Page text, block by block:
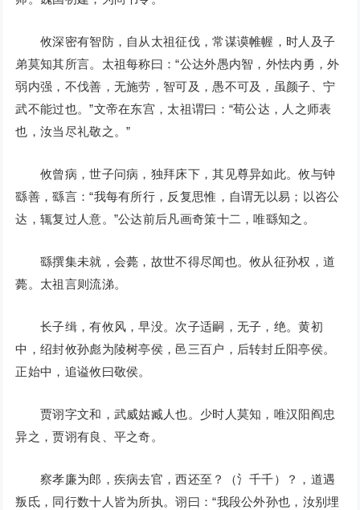
攸深密有智防，自从太祖征伐，常谋谟帷幄，时人及子
弟莫知其所言。太祖每称曰：“公达外愚内智，外怯内勇，外
弱内强，不伐善，无施劳，智可及，愚不可及，虽颜子、宁
武不能过也。”文帝在东宫，太祖谓曰：“荀公达，人之师表
也，汝当尽礼敬之。”
攸曾病，世子问病，独拜床下，其见尊异如此。攸与钟
繇善，繇言：“我每有所行，反复思惟，自谓无以易；以咨公
达，辄复过人意。”公达前后凡画奇策十二，唯繇知之。
繇撰集未就，会薨，故世不得尽闻也。攸从征孙权，道
薨。太祖言则流涕。
长子缉，有攸风，早没。次子适嗣，无子，绝。黄初
中，绍封攸孙彪为陵树亭侯，邑三百户，后转封丘阳亭侯。
正始中，追谥攸曰敬侯。
贾诩字文和，武威姑臧人也。少时人莫知，唯汉阳阎忠
异之，贾诩有良、平之奇。
察孝廉为郎，疾病去官，西还至？（氵千千）？，道遇
叛氐，同行数十人皆为所执。诩曰：“我段公外孙也，汝别埋